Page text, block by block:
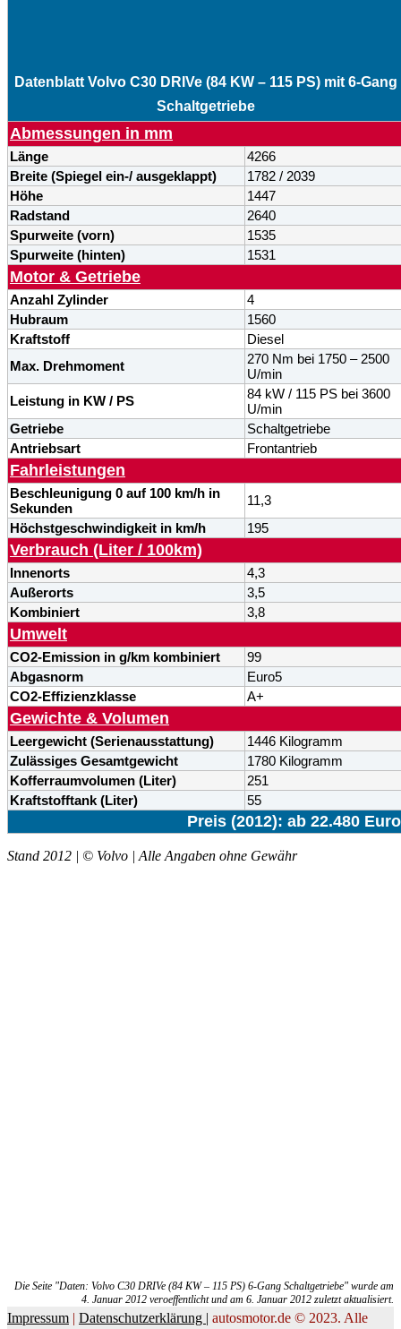
Datenblatt Volvo C30 DRIVe (84 KW – 115 PS) mit 6-Gang
Schaltgetriebe
Abmessungen in mm
Länge
4266
Breite (Spiegel ein-/ ausgeklappt)
1782 / 2039
Höhe
1447
Radstand
2640
Spurweite (vorn)
1535
Spurweite (hinten)
1531
Motor & Getriebe
Anzahl Zylinder
4
Hubraum
1560
Kraftstoff
Diesel
Max. Drehmoment
270 Nm bei 1750 – 2500
U/min
Leistung in KW / PS
84 kW / 115 PS bei 3600
U/min
Getriebe
Schaltgetriebe
Antriebsart
Frontantrieb
Fahrleistungen
Beschleunigung 0 auf 100 km/h in
Sekunden
11,3
Höchstgeschwindigkeit in km/h
195
Verbrauch (Liter / 100km)
Innenorts
4,3
Außerorts
3,5
Kombiniert
3,8
Umwelt
CO2-Emission in g/km kombiniert
99
Abgasnorm
Euro5
CO2-Effizienzklasse
A+
Gewichte & Volumen
Leergewicht (Serienausstattung)
1446 Kilogramm
Zulässiges Gesamtgewicht
1780 Kilogramm
Kofferraumvolumen (Liter)
251
Kraftstofftank (Liter)
55
Preis (2012): ab 22.480 Euro
Stand 2012 | © Volvo | Alle Angaben ohne Gewähr
Die Seite "Daten: Volvo C30 DRIVe (84 KW – 115 PS) 6-Gang Schaltgetriebe" wurde am
4. Januar 2012 veroeffentlicht und am 6. Januar 2012 zuletzt aktualisiert.
Impressum | Datenschutzerklärung | autosmotor.de © 2023. Alle